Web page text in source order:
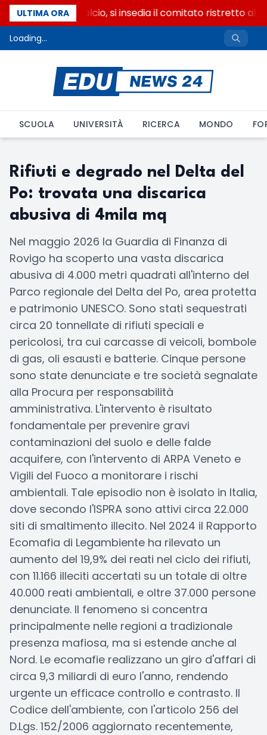
ULTIMA ORA
Riforma del calcio, si insedia il comitato ristretto al
Loading...
SCUOLA UNIVERSITÀ RICERCA MONDO
Rifiuti e degrado nel Delta del
Po: trovata una discarica
abusiva di 4mila mq
Nel maggio 2026 la Guardia di Finanza di
Rovigo ha scoperto una vasta discarica
abusiva di 4.000 metri quadrati all'interno del
Parco regionale del Delta del Po, area protetta
e patrimonio UNESCO. Sono stati sequestrati
circa 20 tonnellate di rifiuti speciali e
pericolosi, tra cui carcasse di veicoli, bombole
di gas, oli esausti e batterie. Cinque persone
sono state denunciate e tre società segnalate
alla Procura per responsabilità
amministrativa. L'intervento è risultato
fondamentale per prevenire gravi
contaminazioni del suolo e delle falde
acquifere, con l'intervento di ARPA Veneto e
Vigili del Fuoco a monitorare i rischi
ambientali. Tale episodio non è isolato in Italia,
dove secondo l'ISPRA sono attivi circa 22.000
siti di smaltimento illecito. Nel 2024 il Rapporto
Ecomafia di Legambiente ha rilevato un
aumento del 19,9% dei reati nel ciclo dei rifiuti,
con 11.166 illeciti accertati su un totale di oltre
40.000 reati ambientali, e oltre 37.000 persone
denunciate. Il fenomeno si concentra
principalmente nelle regioni a tradizionale
presenza mafiosa, ma si estende anche al
Nord. Le ecomafie realizzano un giro d'affari di
circa 9,3 miliardi di euro l'anno, rendendo
urgente un efficace controllo e contrasto. Il
Codice dell'ambiente, con l'articolo 256 del
D.Lgs. 152/2006 aggiornato recentemente,